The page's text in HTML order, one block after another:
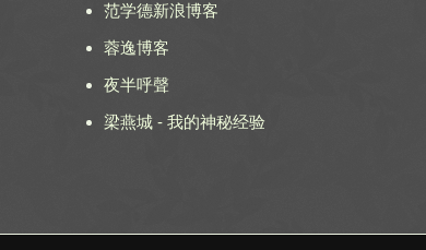
范学德新浪博客
蓉逸博客
夜半呼聲
梁燕城 - 我的神秘经验